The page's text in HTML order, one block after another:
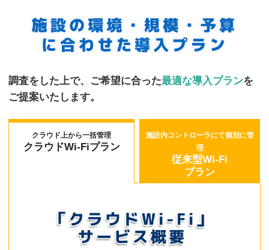
調査をした上で、ご希望に合った最適な導入プランを
ご提案いたします。
クラウド上から一括管理
クラウドWi-Fiプラン
施設内コントローラにて個別に管
理
従来型Wi-Fi
プラン